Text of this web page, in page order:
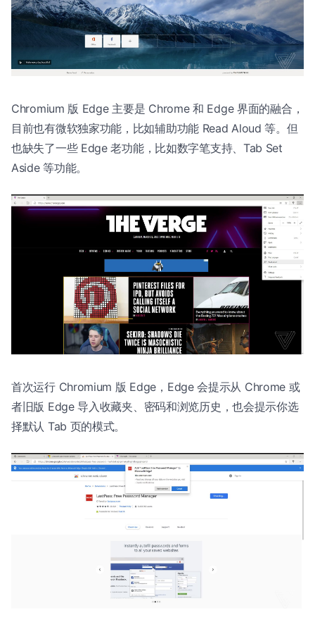
Chromium 版 Edge 主要是 Chrome 和 Edge 界面的融合，
目前也有微软独家功能，比如辅助功能 Read Aloud 等。但
也缺失了一些 Edge 老功能，比如数字笔支持、Tab Set
Aside 等功能。
首次运行 Chromium 版 Edge，Edge 会提示从 Chrome 或
者旧版 Edge 导入收藏夹、密码和浏览历史，也会提示你选
择默认 Tab 页的模式。